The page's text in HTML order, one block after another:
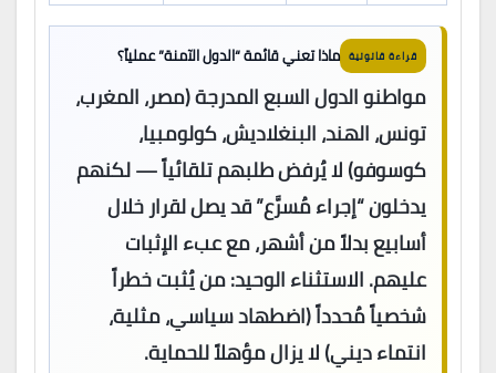
قراءة قانونية ماذا تعني قائمة “الدول الآمنة” عملياً؟
مواطنو الدول السبع المدرجة (مصر، المغرب،
تونس، الهند، البنغلاديش، كولومبيا،
كوسوفو) لا يُرفض طلبهم تلقائياً — لكنهم
يدخلون “إجراء مُسرَّع” قد يصل لقرار خلال
أسابيع بدلاً من أشهر، مع عبء الإثبات
عليهم. الاستثناء الوحيد: من يُثبت خطراً
شخصياً مُحدداً (اضطهاد سياسي، مثلية،
انتماء ديني) لا يزال مؤهلاً للحماية.